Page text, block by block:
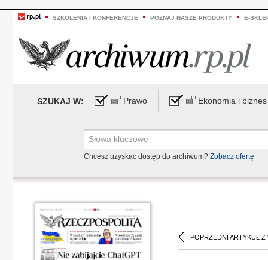
SZKOLENIA I KONFERENCJE POZNAJ NASZE PRODUKTY E-
SZUKAJ W: Prawo Ekonomia i biznes
Chcesz uzyskać dostęp do archiwum? Zobacz ofertę
POPRZEDNI ARTYKUŁ Z